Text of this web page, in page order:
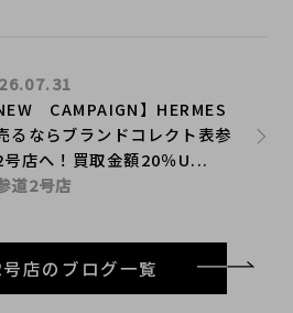
CAMPAIGN】HERMES
るならブランドコレクト表参
号店へ！買取金額20％U...
道2号店
店のブログ一覧